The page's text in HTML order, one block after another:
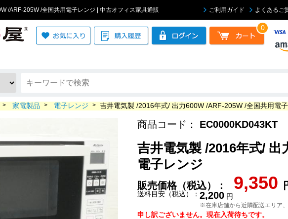
/ARF-205W /全国共用電子レンジ | 中古オフィス家具通販 ご利用ガイド よくあるご
0
> 家電製品 > 電子レンジ > 吉井電気製 /2016年式/ 出力600W /ARF-205W /全国共用電
商品コード： EC0000KD043KT
吉井電気製 /2016年式/ 出
電子レンジ
販売価格（税込）： 9,350
送料目安（税込）： 2,200 円
※在庫店舗から近隣配送エリア
申し訳ございません。現在入荷待ちです。